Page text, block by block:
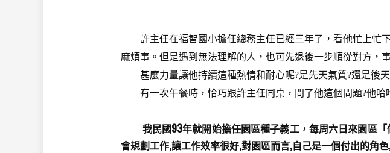
許主任在福智國小擔任總務主任已經三年了，看他忙上忙
麻煩事。但是遇到無法理解的人，也可先退後一步順從對方，
甚麼力量讓他持續這種熱情和耐心呢?是先天氣質?還是後天
有一次午餐時，恰巧跟許主任同桌，問了他這個問題?他
我民國93年就開始擔任園區種子義工，每周六日來園區
會規劃工作,讓工作效率很好,對園區而言,自己是一個付出的角